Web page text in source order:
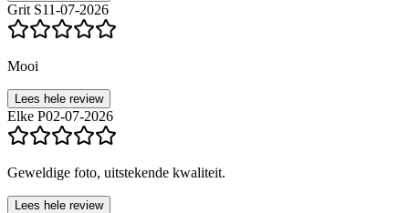
Grit S11-07-2026
Mooi
Lees hele review
Elke P02-07-2026
Geweldige foto, uitstekende kwaliteit.
Lees hele review